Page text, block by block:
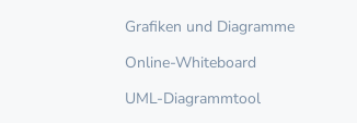
Grafiken und Diagramme
Online-Whiteboard
UML-Diagrammtool